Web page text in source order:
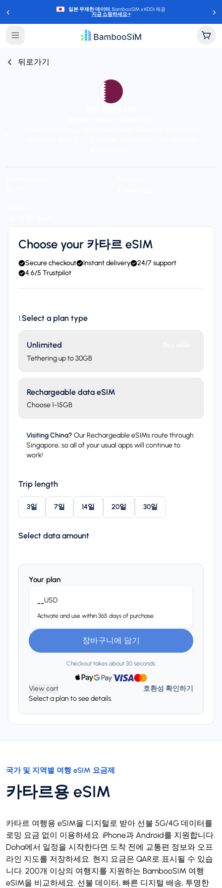
‹ 일본 무제한 데이터, BambooSIM x KDDI 제공
지금 쇼핑하세요→ ›
뒤로가기
Choose your 카타르 eSIM
Secure checkout Instant delivery
24/7 support
4.6/5 Trustpilot
1.Select a plan type
Unlimited
Tethering up to 30GB
Rechargeable data eSIM
Choose 1-15GB
Visiting China? Our Rechargeable eSIMs route through
Singapore, so all of your usual apps will continue to
work!
Trip length
3일 7일 14일 20일 30일
Select data amount
Your plan
--USD
Activate and use within 365 days of purchase.
장바구니에 담기
Checkout takes about 30 seconds.
View cart
호환성 확인하기
Select a plan to see details.
국가 및 지역별 여행 eSIM 요금제
카타르용 eSIM
카타르 여행용 eSIM을 디지털로 받아 선불 5G/4G 데이터를
로밍 요금 없이 이용하세요. iPhone과 Android를 지원합니다.
Doha에서 일정을 시작한다면 도착 전에 교통편 정보와 오프
라인 지도를 저장하세요. 현지 요금은 QAR로 표시될 수 있습
니다. 200개 이상의 여행지를 지원하는 BambooSIM 여행
eSIM을 비교하세요. 선불 데이터, 빠른 디지털 배송, 투명한